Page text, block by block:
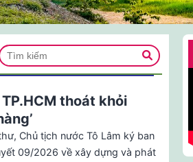
thoát khỏi
Chủ tịch nước Tô Lâm ký ban
09/2026 về xây dựng và phát